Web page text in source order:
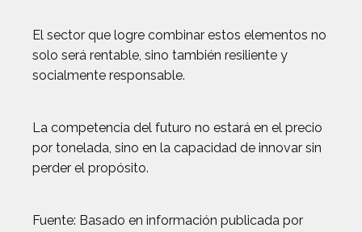
El sector que logre combinar estos elementos no
solo será rentable, sino también resiliente y
socialmente responsable.
La competencia del futuro no estará en el precio
por tonelada, sino en la capacidad de innovar sin
perder el propósito.
Fuente: Basado en información publicada por